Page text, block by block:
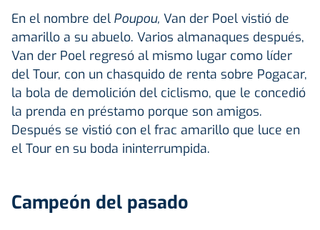
En el nombre del Poupou, Van der Poel vistió de
amarillo a su abuelo. Varios almanaques después,
Van der Poel regresó al mismo lugar como líder
del Tour, con un chasquido de renta sobre Pogacar,
la bola de demolición del ciclismo, que le concedió
la prenda en préstamo porque son amigos.
Después se vistió con el frac amarillo que luce en
el Tour en su boda ininterrumpida.
Campeón del pasado